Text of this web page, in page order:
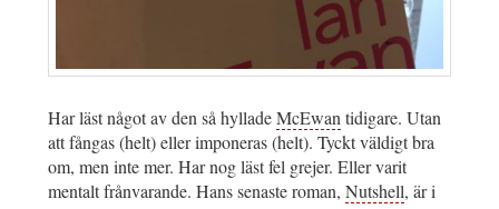
Har läst något av den så hylladeMcEwan tidigare. Utan
att fångas (helt) eller imponeras (helt). Tyckt väldigt bra
om, men inte mer. Har nog läst fel grejer. Eller varit
mentalt frånvarande. Hans senaste roman, Nutshell, är i